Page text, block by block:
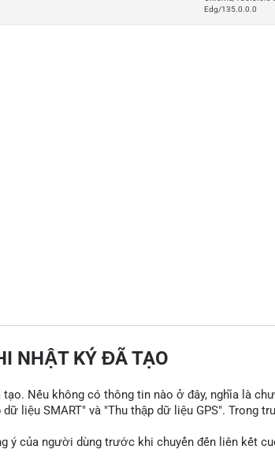
Edg/135.0.0.0
NHẬT KÝ ĐÃ TẠO
Nếu không có thông tin nào ở đây, nghĩa là
liệu SMART" và "Thu thập dữ liệu GPS". Trong
ý của người dùng trước khi chuyển đến liên kết